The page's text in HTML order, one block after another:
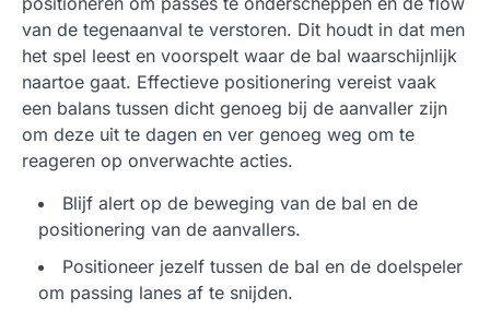
van de tegenaanval te verstoren. Dit houdt in dat men
het spel leest en voorspelt waar de bal waarschijnlijk
naartoe gaat. Effectieve positionering vereist vaak
een balans tussen dicht genoeg bij de aanvaller zijn
om deze uit te dagen en ver genoeg weg om te
reageren op onverwachte acties.
Blijf alert op de beweging van de bal en de
positionering van de aanvallers.
Positioneer jezelf tussen de bal en de doelspeler
om passing lanes af te snijden.